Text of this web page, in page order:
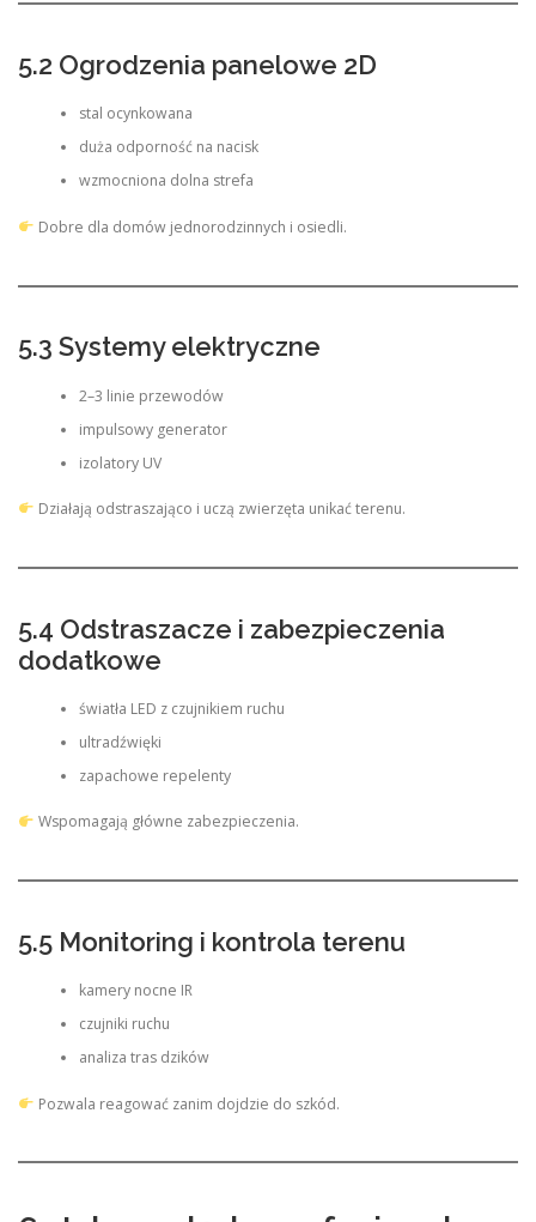
5.2 Ogrodzenia panelowe 2D
stal ocynkowana
duża odporność na nacisk
wzmocniona dolna strefa
Dobre dla domów jednorodzinnych i osiedli.
5.3 Systemy elektryczne
2–3 linie przewodów
impulsowy generator
izolatory UV
Działają odstraszająco i uczą zwierzęta unikać terenu.
5.4 Odstraszacze i zabezpieczenia
dodatkowe
światła LED z czujnikiem ruchu
ultradźwięki
zapachowe repelenty
Wspomagają główne zabezpieczenia.
5.5 Monitoring i kontrola terenu
kamery nocne IR
czujniki ruchu
analiza tras dzików
Pozwala reagować zanim dojdzie do szkód.